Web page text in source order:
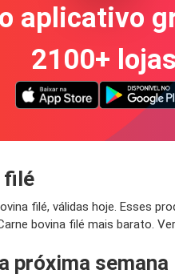
aplicativo
2100+ lojas
filé
filé, válidas hoje. Esses
bovina filé mais barato.
próxima semana